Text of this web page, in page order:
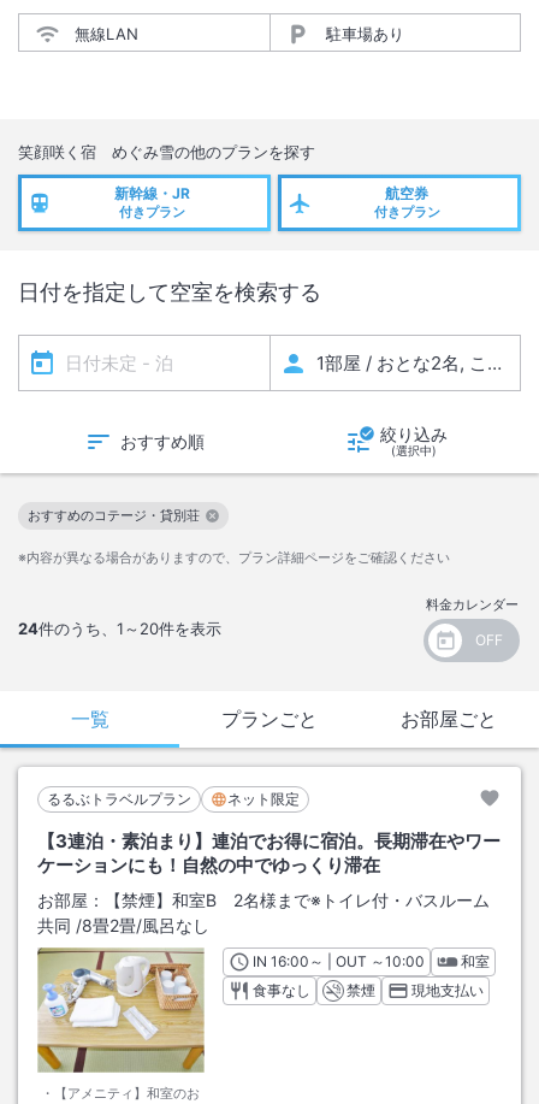
無線LAN 駐車場あり
笑顔咲く宿 めぐみ雪の他のプランを探す
新幹線・JR
付きプラン
航空券
付きプラン
日付を指定して空室を検索する
おすすめ順 絞り込み
(選択中)
24件のうち、 1～20件を表示
料金カレンダー
おすすめのコテージ・貸別荘
この絞り込み条件を解除
※内容が異なる場合がありますので、プラン詳細ページをご確認ください
一覧 プランごと お部屋ごと
るるぶトラベルプラン ネット限定
【3連泊・素泊まり】連泊でお得に宿泊。長期滞在やワー
ケーションにも！自然の中でゆっくり滞在
お部屋：
【禁煙】和室B 2名様まで※トイレ付・バスルーム
共同 /8畳2畳/風呂なし
・【アメニティ】和室のお
INチェックイン
16:00 ～ | OUT チェックアウト
～10:00
和室
食事なし
禁煙 現地支払い